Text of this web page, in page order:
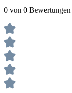
0 von 0 Bewertungen